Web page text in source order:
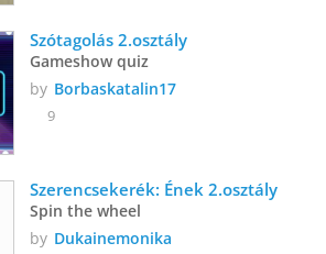
Szótagolás 2.osztály
Gameshow quiz
by Borbaskatalin17
9
Spin the wheel
by Dukainemonika